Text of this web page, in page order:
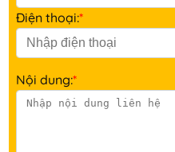
Điện thoại:*
Nội dung:*